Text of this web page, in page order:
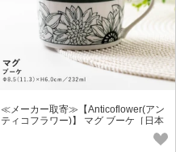
≪メーカー取寄≫【Anticoflower(アン
ティコフラワー)】 マグ ブーケ［日本